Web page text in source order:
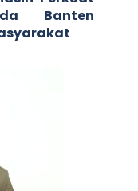
Banten